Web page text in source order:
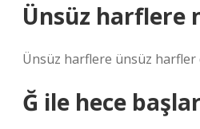
Ünsüz harflere
Ünsüz harflere ünsüz harfler
Ğ ile hece